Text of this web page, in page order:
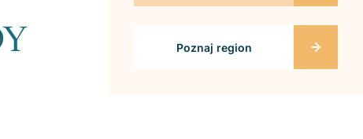
Poznaj region